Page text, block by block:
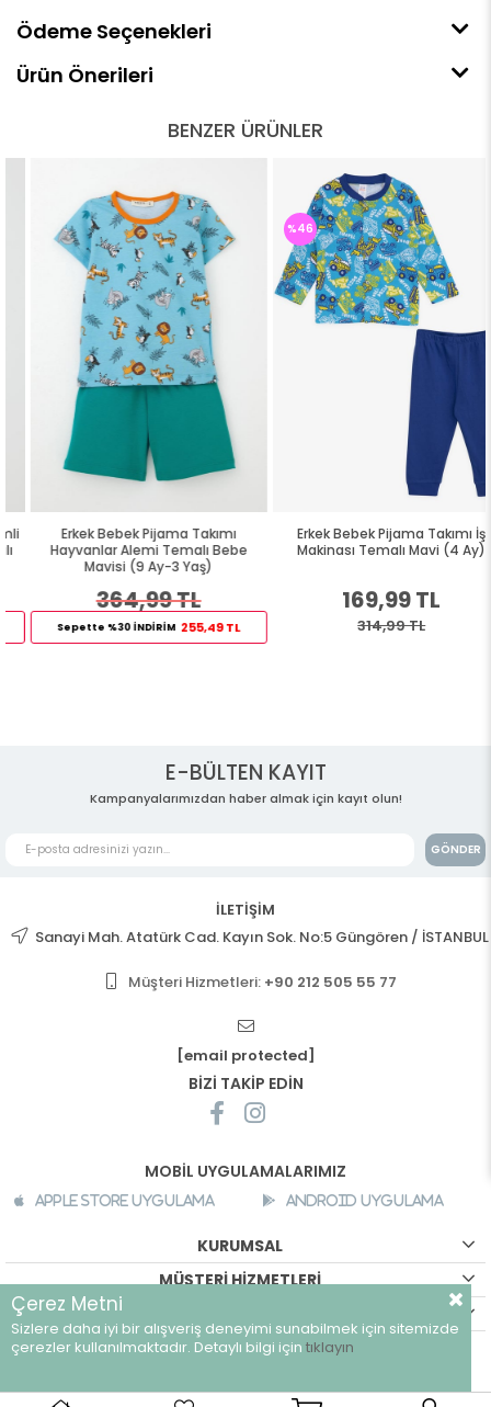
Ödeme Seçenekleri
Ürün Önerileri
BENZER ÜRÜNLER
Erkek Bebek Pijama Takımı
Hayvanlar Alemi Temalı Bebe
Mavisi (9 Ay-3 Yaş)
364,99 TL
Sepette %30 İNDİRİM 255,49 TL
Erkek Bebek Pijama Takımı İş
Makinası Temalı Mavi (4 Ay)
169,99 TL
314,99 TL
%46
E-BÜLTEN KAYIT
Kampanyalarımızdan haber almak için kayıt olun!
GÖNDER
İLETİŞİM
Sanayi Mah. Atatürk Cad. Kayın Sok. No:5 Güngören / İSTANBUL
Müşteri Hizmetleri: +90 212 505 55 77
[email protected]
BİZİ TAKİP EDİN
MOBİL UYGULAMALARIMIZ
Apple Store Uygulama Android Uygulama
KURUMSAL
MÜŞTERİ HİZMETLERİ
©breeze.com.tr - Tüm hakları saklıdır.
Çerez Metni
Sizlere daha iyi bir alışveriş deneyimi sunabilmek için sitemizde
çerezler kullanılmaktadır. Detaylı bilgi için tıklayın